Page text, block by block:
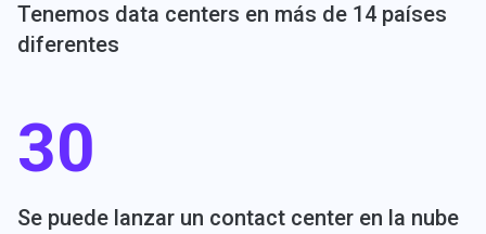
Tenemos data centers en más de 14 países
diferentes
30
Se puede lanzar un contact center en la nube